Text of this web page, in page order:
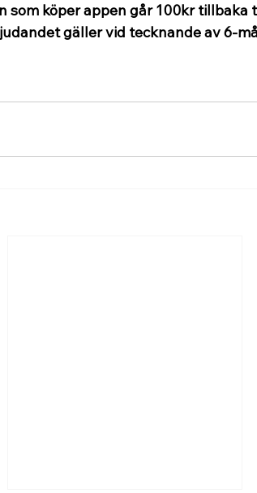
som köper appen går 100kr tillbaka
gäller vid tecknande av 6-